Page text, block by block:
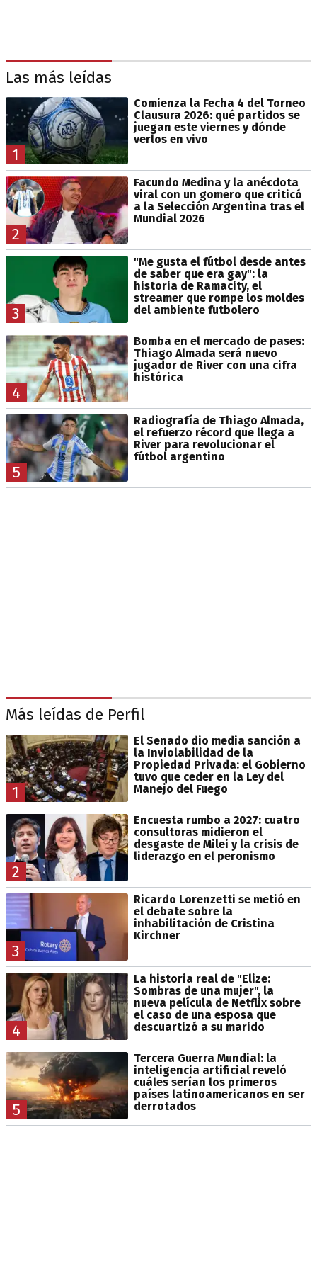
Las más leídas
1
Comienza la Fecha 4 del Torneo
Clausura 2026: qué partidos se
juegan este viernes y dónde
verlos en vivo
2
Facundo Medina y la anécdota
viral con un gomero que criticó
a la Selección Argentina tras el
Mundial 2026
3
"Me gusta el fútbol desde antes
de saber que era gay": la
historia de Ramacity, el
streamer que rompe los moldes
del ambiente futbolero
4
Bomba en el mercado de pases:
Thiago Almada será nuevo
jugador de River con una cifra
histórica
5
Radiografía de Thiago Almada,
el refuerzo récord que llega a
River para revolucionar el
fútbol argentino
Más leídas de Perfil
1
El Senado dio media sanción a
la Inviolabilidad de la
Propiedad Privada: el Gobierno
tuvo que ceder en la Ley del
Manejo del Fuego
2
Encuesta rumbo a 2027: cuatro
consultoras midieron el
desgaste de Milei y la crisis de
liderazgo en el peronismo
3
Ricardo Lorenzetti se metió en
el debate sobre la
inhabilitación de Cristina
Kirchner
4
La historia real de "Elize:
Sombras de una mujer", la
nueva película de Netflix sobre
el caso de una esposa que
descuartizó a su marido
5
Tercera Guerra Mundial: la
inteligencia artificial reveló
cuáles serían los primeros
países latinoamericanos en ser
derrotados